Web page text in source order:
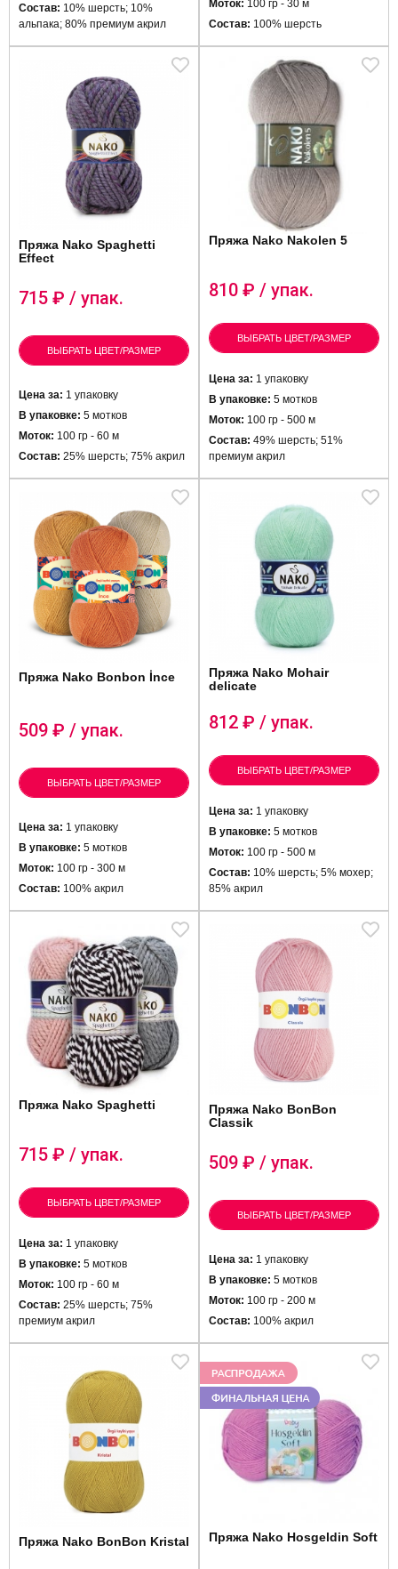
Состав: 10% шерсть; 10%
альпака; 80% премиум акрил
Моток: 100 гр - 30 м
Состав: 100% шерсть
Пряжа Nako Spaghetti
Effect
715 ₽ / упак.
ВЫБРАТЬ ЦВЕТ/РАЗМЕР
Цена за: 1 упаковку
В упаковке: 5 мотков
Моток: 100 гр - 60 м
Состав: 25% шерсть; 75% акрил
Пряжа Nako Nakolen 5
810 ₽ / упак.
ВЫБРАТЬ ЦВЕТ/РАЗМЕР
Цена за: 1 упаковку
В упаковке: 5 мотков
Моток: 100 гр - 500 м
Состав: 49% шерсть; 51%
премиум акрил
Пряжа Nako Bonbon İnce
509 ₽ / упак.
ВЫБРАТЬ ЦВЕТ/РАЗМЕР
Цена за: 1 упаковку
В упаковке: 5 мотков
Моток: 100 гр - 300 м
Состав: 100% акрил
Пряжа Nako Mohair
delicate
812 ₽ / упак.
ВЫБРАТЬ ЦВЕТ/РАЗМЕР
Цена за: 1 упаковку
В упаковке: 5 мотков
Моток: 100 гр - 500 м
Состав: 10% шерсть; 5% мохер;
85% акрил
Пряжа Nako Spaghetti
715 ₽ / упак.
ВЫБРАТЬ ЦВЕТ/РАЗМЕР
Цена за: 1 упаковку
В упаковке: 5 мотков
Моток: 100 гр - 60 м
Состав: 25% шерсть; 75%
премиум акрил
Пряжа Nako BonBon
Classik
509 ₽ / упак.
ВЫБРАТЬ ЦВЕТ/РАЗМЕР
Цена за: 1 упаковку
В упаковке: 5 мотков
Моток: 100 гр - 200 м
Состав: 100% акрил
Пряжа Nako BonBon Kristal Пряжа Nako Hosgeldin Soft